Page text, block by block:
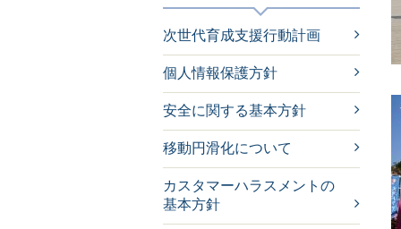
次世代育成支援行動計画
個人情報保護方針
安全に関する基本方針
移動円滑化について
カスタマーハラスメントの
基本方針